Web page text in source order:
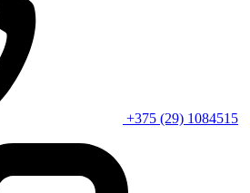
+375 (29) 1084515